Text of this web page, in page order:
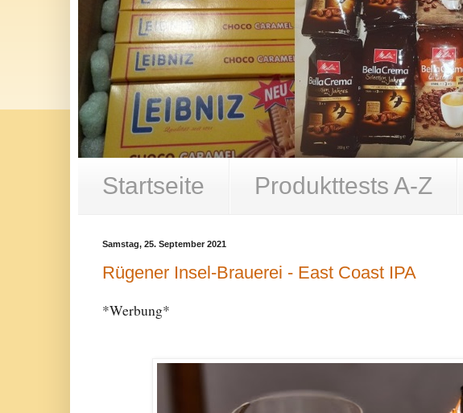
Startseite Produkttests A-Z
Samstag, 25. September 2021
Rügener Insel-Brauerei - East Coast IPA
*Werbung*